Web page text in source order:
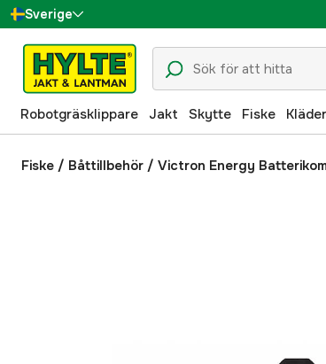
Sverige
Danmark
Suomi
Norge
Deutschland
Robotgräsklippare Jakt Skytte Fiske
Fiske / Båttillbehör / Victron Energy